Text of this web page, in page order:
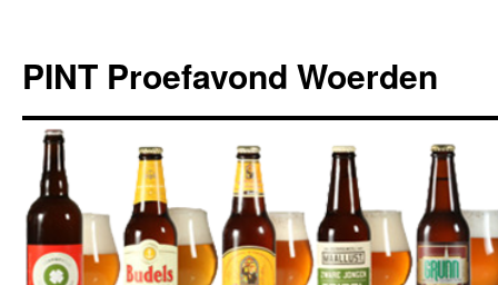
de
inhoud
PINT Proefavond Woerden